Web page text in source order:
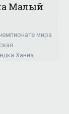
Малый
-
мира
Ханна